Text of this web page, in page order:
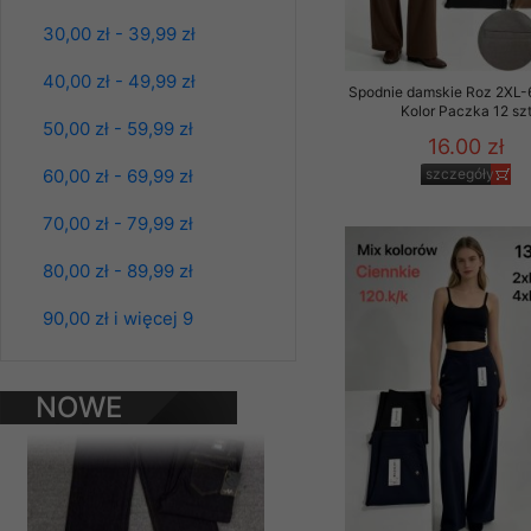
30,00 zł - 39,99 zł
40,00 zł - 49,99 zł
50,00 zł - 59,99 zł
60,00 zł - 69,99 zł
70,00 zł - 79,99 zł
80,00 zł - 89,99 zł
90,00 zł i więcej 9
NOWE
PRODUKTY
jeansy Roz 25-30, 1
szczegóły
Spodnie damskie Roz 2XL-
Kolor Paczka 12 szt
16.00 zł
szczegóły
Materiały
szczególności
zawierającego
naszym Sklepie.
Wszelkie pytania,
osobowych prosimy